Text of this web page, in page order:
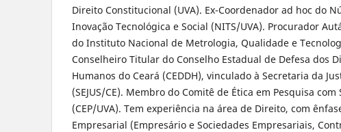
Direito Constitucional (UVA). Ex-Coordenador ad hoc do
Inovação Tecnológica e Social (NITS/UVA). Procurador
do Instituto Nacional de Metrologia, Qualidade e
Conselheiro Titular do Conselho Estadual de Defesa dos
Humanos do Ceará (CEDDH), vinculado à Secretaria da
(SEJUS/CE). Membro do Comitê de Ética em Pesquisa com
(CEP/UVA). Tem experiência na área de Direito, com
Empresarial (Empresário e Sociedades Empresariais,